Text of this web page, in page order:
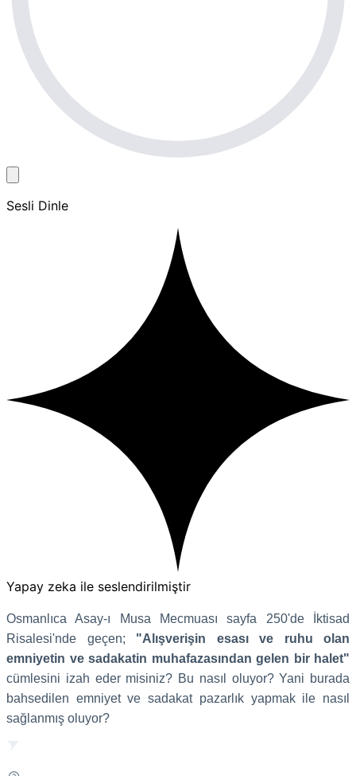
Sesli Dinle
Yapay zeka ile seslendirilmiştir
Osmanlıca Asay-ı Musa Mecmuası sayfa 250'de İktisad
Risalesi'nde geçen; "Alışverişin esası ve ruhu olan
emniyetin ve sadakatin muhafazasından gelen bir halet"
cümlesini izah eder misiniz? Bu nasıl oluyor? Yani burada
bahsedilen emniyet ve sadakat pazarlık yapmak ile nasıl
sağlanmış oluyor?